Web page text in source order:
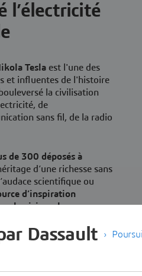
l’électricité
Teslaest l'une des
et influentes de l'histoire
la civilisation
de
sans fil, de la radio
de 300 déposés à
d’une richesse sans
scientifique ou
d’inspiration
physiciens, les penseurs
virtuel, ses inventions
expériences
Dassault